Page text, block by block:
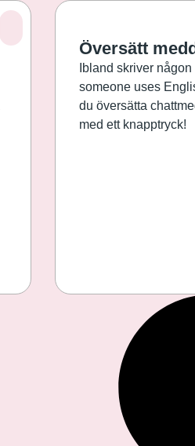
Översätt
Ibland skriver
someone uses
du översätta
med ett knapptryck!